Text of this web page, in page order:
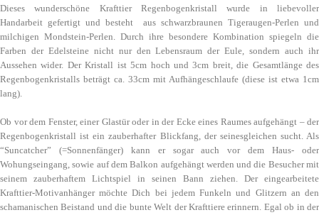
Dieses wunderschöne Krafttier Regenbogenkristall wurde in liebevoller
Handarbeit gefertigt und besteht aus schwarzbraunen Tigeraugen-Perlen und
milchigen Mondstein-Perlen. Durch ihre besondere Kombination spiegeln die
Farben der Edelsteine nicht nur den Lebensraum der Eule, sondern auch ihr
Aussehen wider. Der Kristall ist 5cm hoch und 3cm breit, die Gesamtlänge des
Regenbogenkristalls beträgt ca. 33cm mit Aufhängeschlaufe (diese ist etwa 1cm
lang).
Ob vor dem Fenster, einer Glastür oder in der Ecke eines Raumes aufgehängt – der
Regenbogenkristall ist ein zauberhafter Blickfang, der seinesgleichen sucht. Als
“Suncatcher” (=Sonnenfänger) kann er sogar auch vor dem Haus- oder
Wohungseingang, sowie auf dem Balkon aufgehängt werden und die Besucher mit
seinem zauberhaftem Lichtspiel in seinen Bann ziehen. Der eingearbeitete
Krafttier-Motivanhänger möchte Dich bei jedem Funkeln und Glitzern an den
schamanischen Beistand und die bunte Welt der Krafttiere erinnern. Egal ob in der